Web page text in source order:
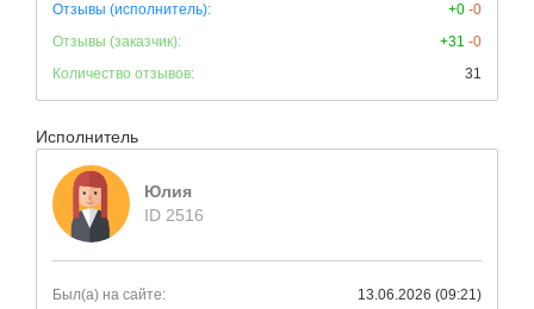
Отзывы (исполнитель):
+0 -0
Отзывы (заказчик):
+31 -0
Количество отзывов:
31
Исполнитель
Юлия
ID 2516
Был(а) на сайте:
13.06.2026 (09:21)